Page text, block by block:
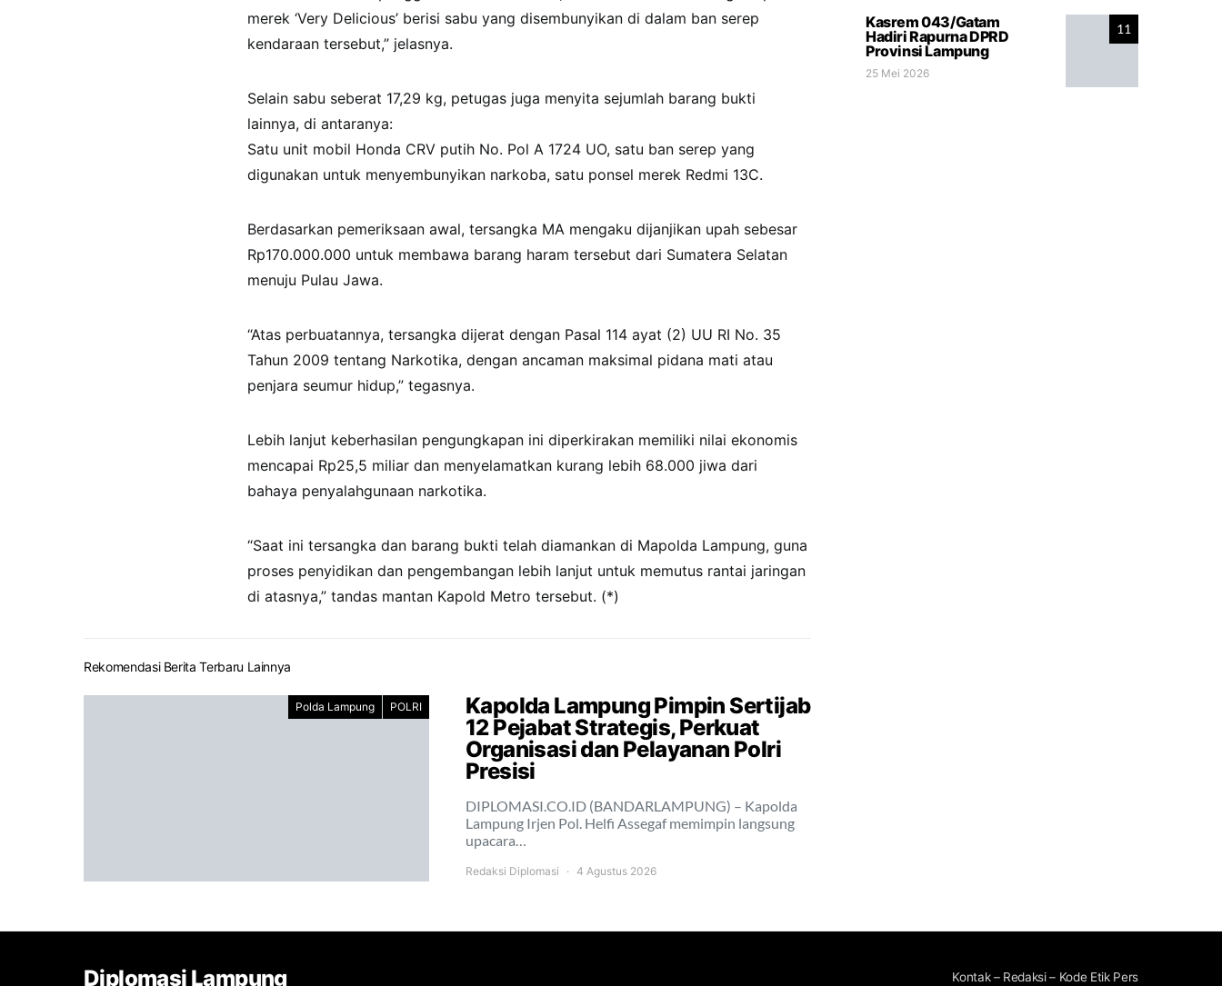
merek ‘Very Delicious’ berisi sabu yang disembunyikan di dalam ban serep
kendaraan tersebut,” jelasnya.
​Selain sabu seberat 17,29 kg, petugas juga menyita sejumlah barang bukti
lainnya, di antaranya:
​Satu unit mobil Honda CRV putih No. Pol A 1724 UO, ​satu ban serep yang
digunakan untuk menyembunyikan narkoba, satu ponsel merek Redmi 13C.
​Berdasarkan pemeriksaan awal, tersangka MA mengaku dijanjikan upah sebesar
Rp170.000.000 untuk membawa barang haram tersebut dari Sumatera Selatan
menuju Pulau Jawa.
“​Atas perbuatannya, tersangka dijerat dengan Pasal 114 ayat (2) UU RI No. 35
Tahun 2009 tentang Narkotika, dengan ancaman maksimal pidana mati atau
penjara seumur hidup,” tegasnya.
​Lebih lanjut keberhasilan pengungkapan ini diperkirakan memiliki nilai ekonomis
mencapai Rp25,5 miliar dan menyelamatkan kurang lebih 68.000 jiwa dari
bahaya penyalahgunaan narkotika.
“​Saat ini tersangka dan barang bukti telah diamankan di Mapolda Lampung, guna
proses penyidikan dan pengembangan lebih lanjut untuk memutus rantai jaringan
di atasnya,” tandas mantan Kapold Metro tersebut. (*)
Rekomendasi Berita Terbaru Lainnya
Polda Lampung POLRI
Kapolda Lampung Pimpin Sertijab
12 Pejabat Strategis, Perkuat
Organisasi dan Pelayanan Polri
Presisi
DIPLOMASI.CO.ID (BANDARLAMPUNG) – Kapolda
Lampung Irjen Pol. Helfi Assegaf memimpin langsung
upacara…
Redaksi Diplomasi 4 Agustus 2026
11
Kasrem 043/Gatam
Hadiri Rapurna DPRD
Provinsi Lampung
25 Mei 2026
Diplomasi Lampung Kontak – Redaksi – Kode Etik Pers